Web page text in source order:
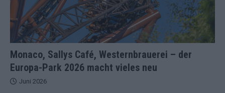
Monaco, Sallys Café, Westernbrauerei – der
Europa-Park 2026 macht vieles neu
Juni 2026